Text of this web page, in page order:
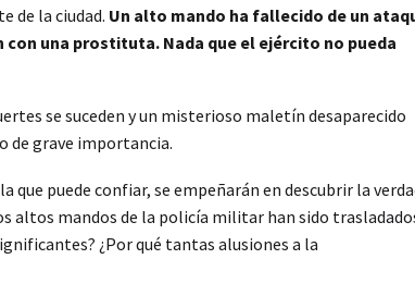
de la ciudad. Un alto mando ha fallecido de un
una prostituta. Nada que el ejército no pueda
se suceden y un misterioso maletín desaparecido
de grave importancia.
que puede confiar, se empeñarán en descubrir la
altos mandos de la policía militar han sido
¿Por qué tantas alusiones a la